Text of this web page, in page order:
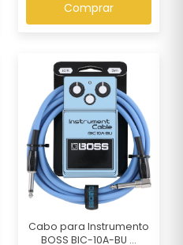
Comprar
Cabo para Instrumento
BOSS BIC-10A-BU ...